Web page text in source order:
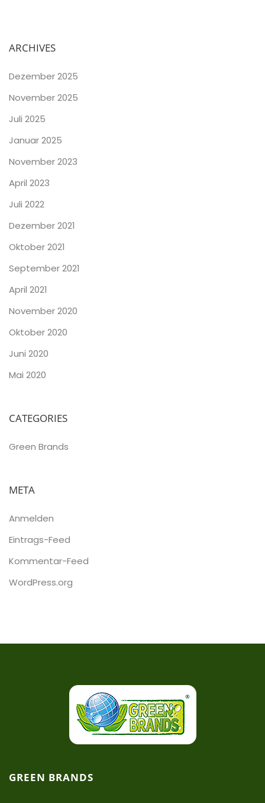
ARCHIVES
Dezember 2025
November 2025
Juli 2025
Januar 2025
November 2023
April 2023
Juli 2022
Dezember 2021
Oktober 2021
September 2021
April 2021
November 2020
Oktober 2020
Juni 2020
Mai 2020
CATEGORIES
Green Brands
META
Anmelden
Eintrags-Feed
Kommentar-Feed
WordPress.org
GREEN BRANDS